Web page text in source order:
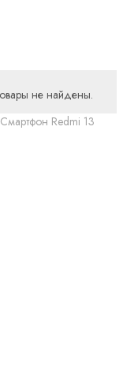
не найдены.
Смартфон Redmi 13